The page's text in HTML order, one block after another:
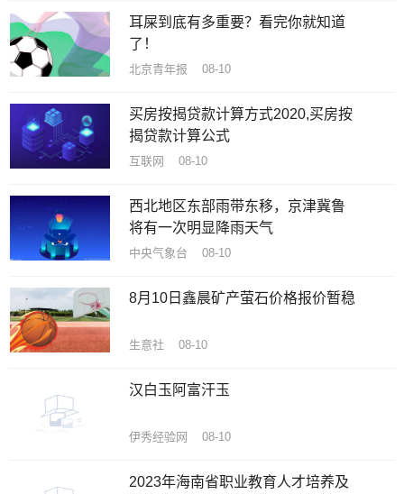
耳屎到底有多重要？看完你就知道
了！
北京青年报 08-10
买房按揭贷款计算方式2020,买房按
揭贷款计算公式
互联网 08-10
西北地区东部雨带东移，京津冀鲁
将有一次明显降雨天气
中央气象台 08-10
8月10日鑫晨矿产萤石价格报价暂稳
生意社 08-10
汉白玉阿富汗玉
伊秀经验网 08-10
2023年海南省职业教育人才培养及